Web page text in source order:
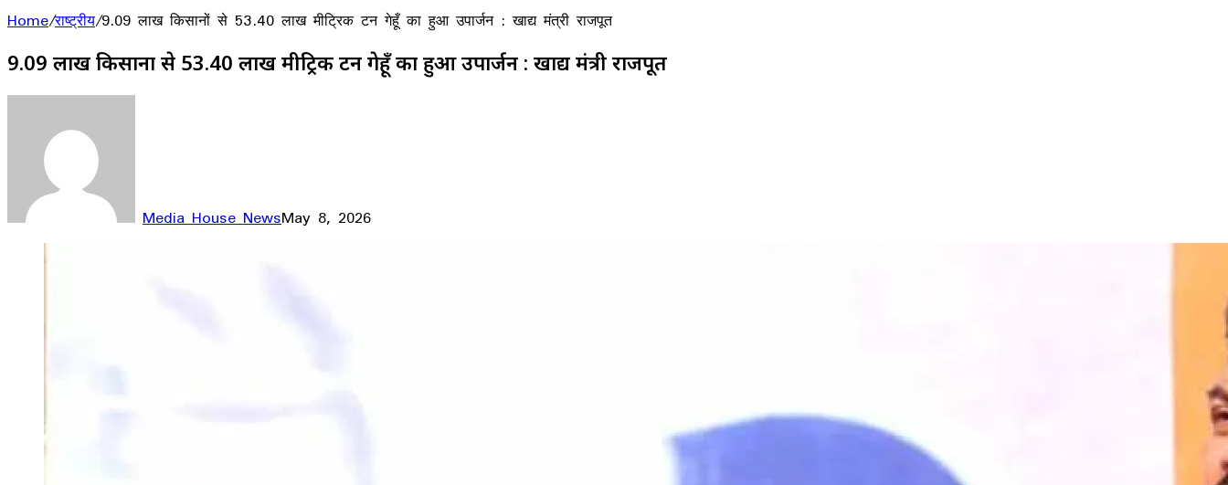
Home/राष्ट्रीय/9.09 लाख किसानों से 53.40 लाख मीट्रिक टन गेहूँ का हुआ उपार्जन : खाद्य मंत्री राजपूत
9.09 लाख किसानों से 53.40 लाख मीट्रिक टन गेहूँ का हुआ उपार्जन : खाद्य मंत्री राजपूत
Media House NewsMay 8, 2026
Facebook
LinkedIn
WhatsApp
Telegram